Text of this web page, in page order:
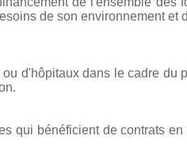
de son environnement et
d'hôpitaux dans le cadre du
qui bénéficient de contrats